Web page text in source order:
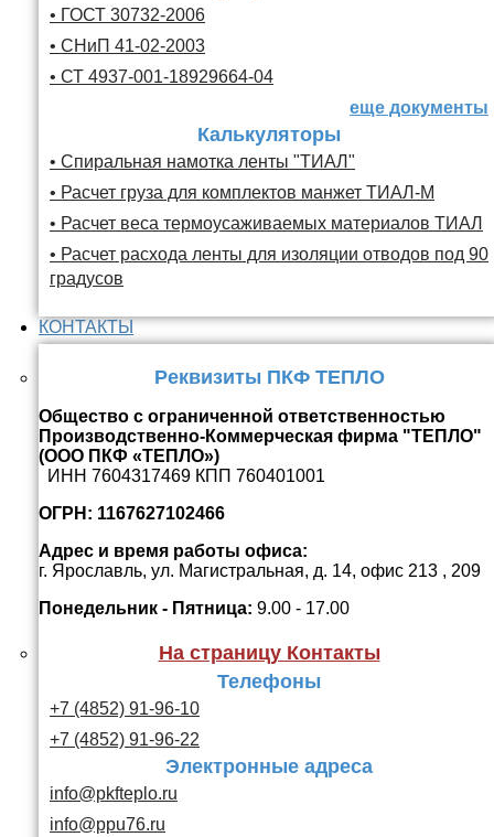
• ГОСТ 30732-2006
• СНиП 41-02-2003
• СТ 4937-001-18929664-04
еще документы
Калькуляторы
• Спиральная намотка ленты "ТИАЛ"
• Расчет груза для комплектов манжет ТИАЛ-М
• Расчет веса термоусаживаемых материалов ТИАЛ
• Расчет расхода ленты для изоляции отводов под 90
градусов
КОНТАКТЫ
Реквизиты ПКФ ТЕПЛО
Общество с ограниченной ответственностью
Производственно-Коммерческая фирма "ТЕПЛО"
(ООО ПКФ «ТЕПЛО»)
ИНН 7604317469 КПП 760401001
ОГРН: 1167627102466
Адрес и время работы офиса:
г. Ярославль, ул. Магистральная, д. 14, офис 213 , 209
Понедельник - Пятница: 9.00 - 17.00
На страницу Контакты
Телефоны
+7 (4852) 91-96-10
+7 (4852) 91-96-22
Электронные адреса
info@pkfteplo.ru
info@ppu76.ru